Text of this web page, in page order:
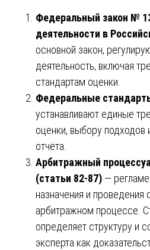
Федеральный закон №
деятельности в
основной закон,
деятельность, включая
стандартам оценки.
Федеральные
устанавливают единые
оценки, выбору подходов
отчёта.
Арбитражный
(статьи 82-87) —
назначения и проведения
арбитражном процессе.
определяет структуру и
эксперта как